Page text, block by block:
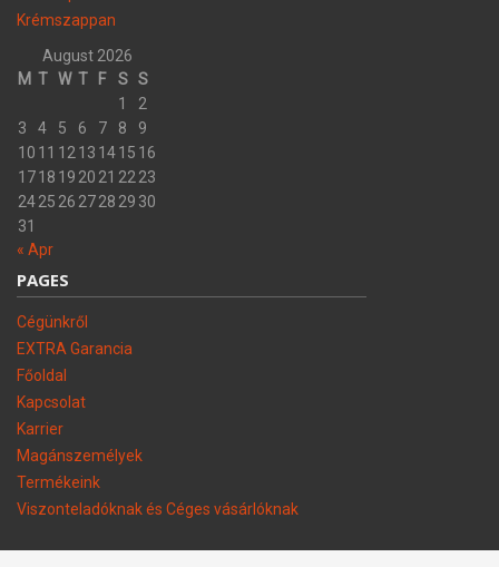
Krémszappan
August 2026
M T W T F S S
1
2
3
4 5 6 7 8
9
10 11 12 13 1415 16
1718 19 20 21 22 23
2425 26 2728 29 30
31
« Apr
PAGES
Cégünkről
EXTRA Garancia
Főoldal
Kapcsolat
Karrier
Magánszemélyek
Termékeink
Viszonteladóknak és Céges vásárlóknak